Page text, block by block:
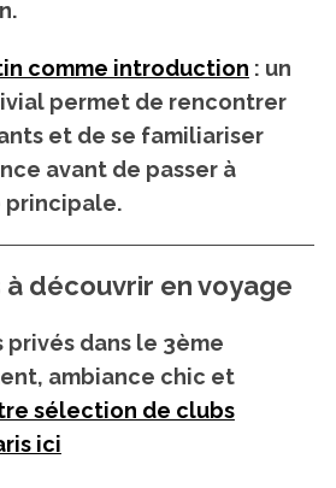
comme introduction : un
permet de rencontrer
et de se familiariser
avant de passer à
principale.
découvrir en voyage
privés dans le 3ème
ambiance chic et
sélection de clubs
ici